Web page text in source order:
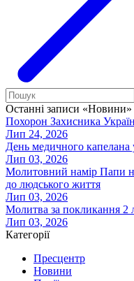
Останні записи «Новини»
Похорон Захисника
Лип 24, 2026
День медичного капелана
Лип 03, 2026
Молитовний намір Папи
до людського життя
Лип 03, 2026
Молитва за покликання 2
Лип 03, 2026
Категорії
Пресцентр
Новини